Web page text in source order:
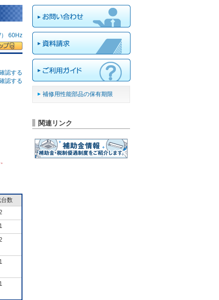
60Hz
認する
認する
数
1
1
1
補修用性能部品の保有期限
関連リンク